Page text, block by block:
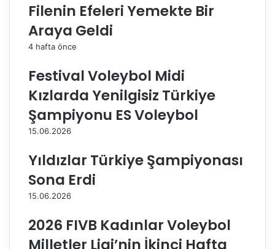
l
l
a
r
n
d
n
D
v
a
f
r
y
V
a
s
s
u
d
m
p
Filenin Efeleri Yemekte Bir
Araya Geldi
4 hafta önce
Festival Voleybol Midi
Kızlarda Yenilgisiz Türkiye
Şampiyonu ES Voleybol
15.06.2026
Yıldızlar Türkiye Şampiyonası
Sona Erdi
15.06.2026
2026 FIVB Kadınlar Voleybol
Milletler Ligi’nin İkinci Hafta